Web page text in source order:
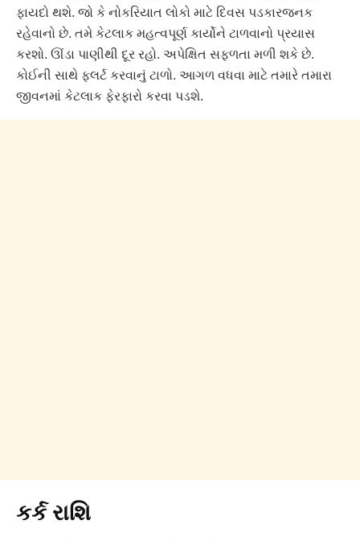
ફાયદો થશે. જો કે નોકરિયાત લોકો માટે દિવસ પડકારજનક
રહેવાનો છે. તમે કેટલાક મહત્વપૂર્ણ કાર્યોને ટાળવાનો પ્રયાસ
કરશો. ઊંડા પાણીથી દૂર રહો. અપેક્ષિત સફળતા મળી શકે છે.
કોઈની સાથે ફ્લર્ટ કરવાનું ટાળો. આગળ વધવા માટે તમારે તમારા
જીવનમાં કેટલાક ફેરફારો કરવા પડશે.
કર્ક રાશિ